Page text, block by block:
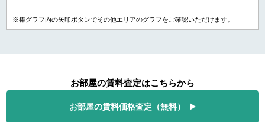
※棒グラフ内の矢印ボタンでその他エリアのグラフをご確認いただけます。
お部屋の賃料査定はこちらから
お部屋の賃料価格査定（無料）